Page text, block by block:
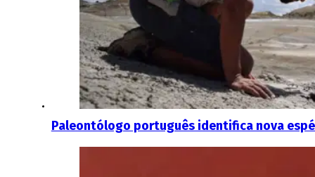
Paleontólogo português identifica nova